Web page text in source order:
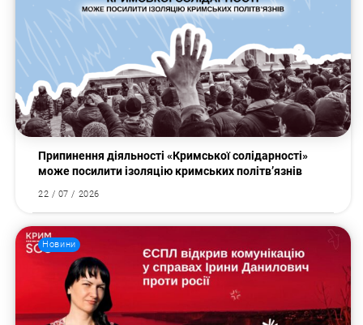
Пошук за запитом:
Припинення діяльності «Кримської солідарності»
може посилити ізоляцію кримських політв’язнів
22 / 07 / 2026
Новини